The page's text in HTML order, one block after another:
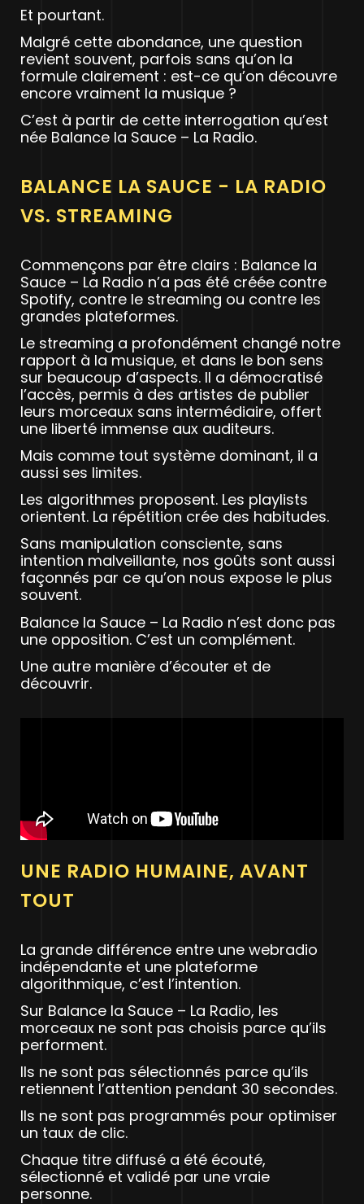
Et pourtant.
Malgré cette abondance, une question
revient souvent, parfois sans qu’on la
formule clairement : est-ce qu’on découvre
encore vraiment la musique ?
C’est à partir de cette interrogation qu’est
née Balance la Sauce – La Radio.
BALANCE LA SAUCE - LA RADIO
VS. STREAMING
Commençons par être clairs : Balance la
Sauce – La Radio n’a pas été créée contre
Spotify, contre le streaming ou contre les
grandes plateformes.
Le streaming a profondément changé notre
rapport à la musique, et dans le bon sens
sur beaucoup d’aspects. Il a démocratisé
l’accès, permis à des artistes de publier
leurs morceaux sans intermédiaire, offert
une liberté immense aux auditeurs.
Mais comme tout système dominant, il a
aussi ses limites.
Les algorithmes proposent. Les playlists
orientent. La répétition crée des habitudes.
Sans manipulation consciente, sans
intention malveillante, nos goûts sont aussi
façonnés par ce qu’on nous expose le plus
souvent.
Balance la Sauce – La Radio n’est donc pas
une opposition. C’est un complément.
Une autre manière d’écouter et de
découvrir.
UNE RADIO HUMAINE, AVANT
TOUT
La grande différence entre une webradio
indépendante et une plateforme
algorithmique, c’est l’intention.
Sur Balance la Sauce – La Radio, les
morceaux ne sont pas choisis parce qu’ils
performent.
Ils ne sont pas sélectionnés parce qu’ils
retiennent l’attention pendant 30 secondes.
Ils ne sont pas programmés pour optimiser
un taux de clic.
Chaque titre diffusé a été écouté,
sélectionné et validé par une vraie
personne.